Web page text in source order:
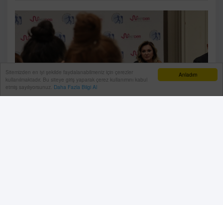
Anladım
Sitemizden en iyi şekilde faydalanabilmeniz için çerezler
kullanılmaktadır. Bu siteye giriş yaparak çerez kullanımını kabul
etmiş sayılıyorsunuz. Daha Fazla Bilgi Al